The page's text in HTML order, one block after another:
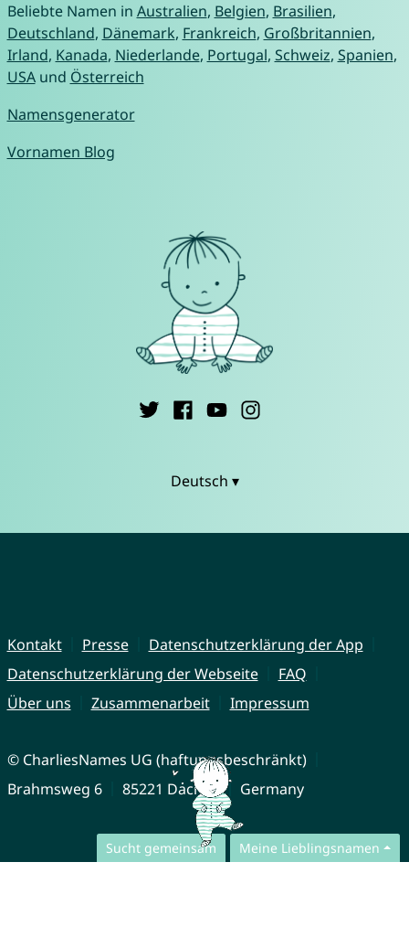
Sucht gemeinsam Meine Lieblingsnamen
Beliebte Namen in Australien, Belgien, Brasilien,
Deutschland, Dänemark, Frankreich, Großbritannien,
Irland, Kanada, Niederlande, Portugal, Schweiz, Spanien,
USAund Österreich
Namensgenerator
Vornamen Blog
Deutsch ▾
Kontakt Presse
Datenschutzerklärung der App
Datenschutzerklärung der Webseite
FAQ
Über uns
Zusammenarbeit Impressum
© CharliesNames UG (haftungsbeschränkt)
Brahmsweg 6
85221 Dachau Germany